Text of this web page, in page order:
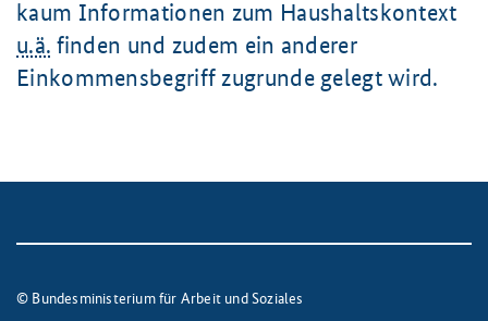
kaum Informationen zum Haushaltskontext
u.ä. finden und zudem ein anderer
Einkommensbegriff zugrunde gelegt wird.
© Bundesministerium für Arbeit und Soziales